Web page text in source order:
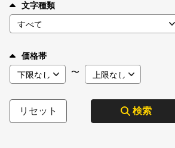
文字種類
価格帯
〜
リセット 検索